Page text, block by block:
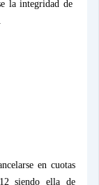
la integridad de
en cuotas
siendo ella de